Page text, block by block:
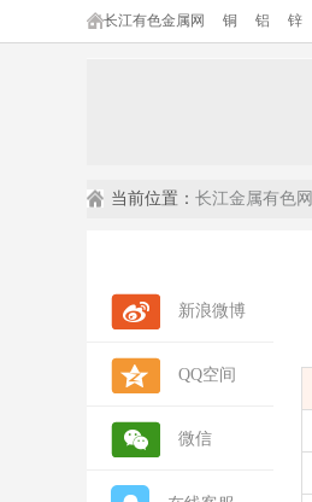
长江有色金属网 铜 铝 锌
当前位置： 长江金属有色网
新浪微博
QQ空间
微信